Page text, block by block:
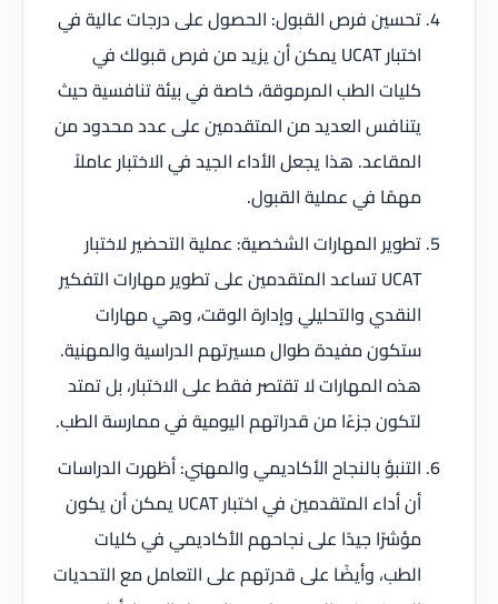
تحسين فرص القبول: الحصول على درجات عالية في
اختبار UCAT يمكن أن يزيد من فرص قبولك في
كليات الطب المرموقة، خاصة في بيئة تنافسية حيث
يتنافس العديد من المتقدمين على عدد محدود من
المقاعد. هذا يجعل الأداء الجيد في الاختبار عاملاً
مهمًا في عملية القبول.
تطوير المهارات الشخصية: عملية التحضير لاختبار
UCAT تساعد المتقدمين على تطوير مهارات التفكير
النقدي والتحليلي وإدارة الوقت، وهي مهارات
ستكون مفيدة طوال مسيرتهم الدراسية والمهنية.
هذه المهارات لا تقتصر فقط على الاختبار، بل تمتد
لتكون جزءًا من قدراتهم اليومية في ممارسة الطب.
التنبؤ بالنجاح الأكاديمي والمهني: أظهرت الدراسات
أن أداء المتقدمين في اختبار UCAT يمكن أن يكون
مؤشرًا جيدًا على نجاحهم الأكاديمي في كليات
الطب، وأيضًا على قدرتهم على التعامل مع التحديات